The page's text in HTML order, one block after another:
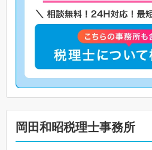
岡田和昭税理士事務所